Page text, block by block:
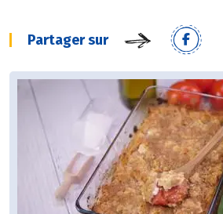
Partager sur